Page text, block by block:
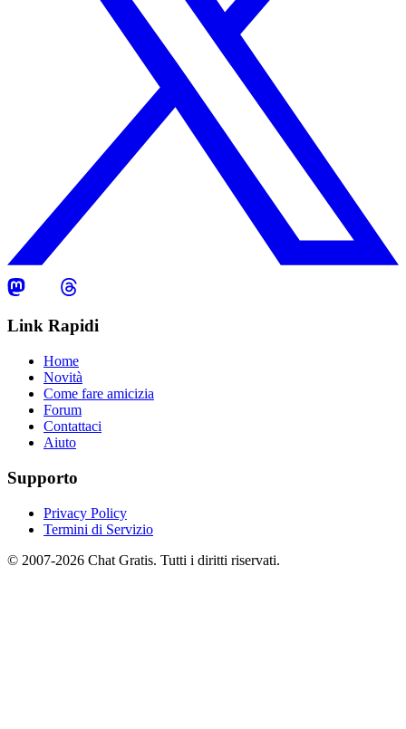
Link Rapidi
Home
Novità
Come fare amicizia
Forum
Contattaci
Aiuto
Supporto
Privacy Policy
Termini di Servizio
© 2007-2026 Chat Gratis. Tutti i diritti riservati.